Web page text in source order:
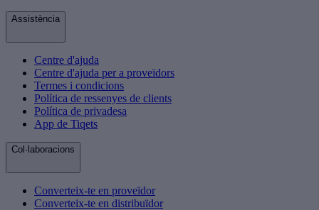
Assistència
Centre d'ajuda
Centre d'ajuda per a proveïdors
Termes i condicions
Política de ressenyes de clients
Política de privadesa
App de Tiqets
Col·laboracions
Converteix-te en proveïdor
Converteix-te en distribuïdor